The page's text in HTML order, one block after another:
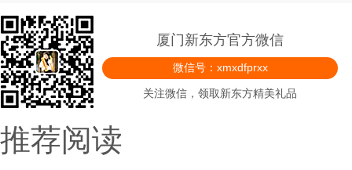
厦门新东方官方微信
微信号：xmxdfprxx
关注微信，领取新东方精美礼品
推荐阅读